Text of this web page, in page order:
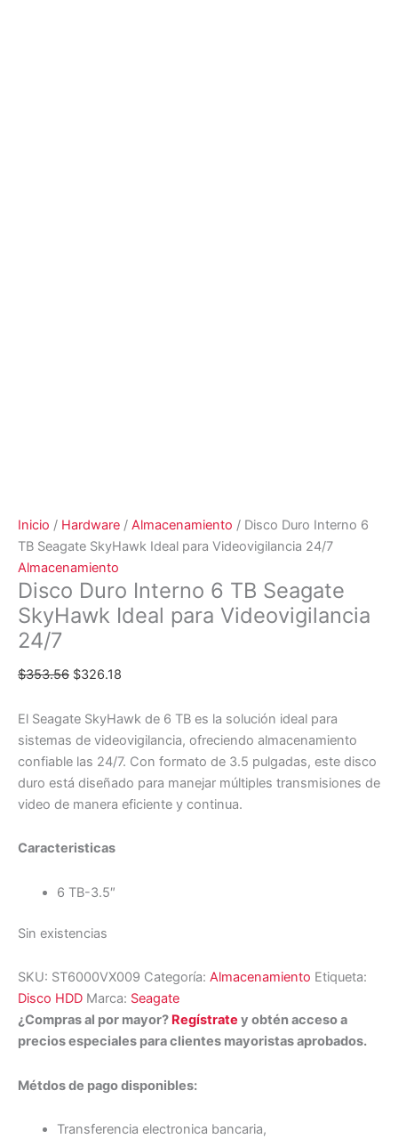
Inicio / Hardware / Almacenamiento / Disco Duro Interno 6
TB Seagate SkyHawk Ideal para Videovigilancia 24/7
Almacenamiento
Disco Duro Interno 6 TB Seagate
SkyHawk Ideal para Videovigilancia
24/7
$353.56 $326.18
El Seagate SkyHawk de 6 TB es la solución ideal para
sistemas de videovigilancia, ofreciendo almacenamiento
confiable las 24/7. Con formato de 3.5 pulgadas, este disco
duro está diseñado para manejar múltiples transmisiones de
video de manera eficiente y continua.
Caracteristicas
6 TB-3.5″
Sin existencias
SKU: ST6000VX009 Categoría: Almacenamiento Etiqueta:
Disco HDD Marca: Seagate
¿Compras al por mayor? Regístrate y obtén acceso a
precios especiales para clientes mayoristas aprobados.
Métdos de pago disponibles:
Transferencia electronica bancaria,